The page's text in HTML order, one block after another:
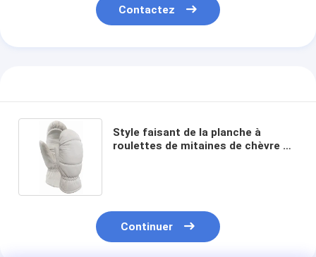
Contactez
Style faisant de la planche à
roulettes de mitaines de chèvre de
Continuer